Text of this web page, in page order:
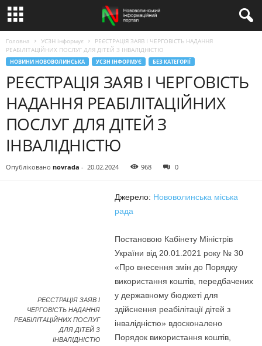
Головна УСЗН інформує
РЕЄСТРАЦІЯ ЗАЯВ І ЧЕРГОВІСТЬ НАДАННЯ
РЕАБІЛІТАЦІЙНИХ ПОСЛУГ ДЛЯ ДІТЕЙ З ІНВАЛІДНІСТЮ
НОВИНИ НОВОВОЛИНСЬКА УСЗН ІНФОРМУЄ БЕЗ КАТЕГОРІЇ
РЕЄСТРАЦІЯ ЗАЯВ І ЧЕРГОВІСТЬ
НАДАННЯ РЕАБІЛІТАЦІЙНИХ
ПОСЛУГ ДЛЯ ДІТЕЙ З
ІНВАЛІДНІСТЮ
Опубліковано novrada - 20.02.2024 968 0
РЕЄСТРАЦІЯ ЗАЯВ І
ЧЕРГОВІСТЬ НАДАННЯ
РЕАБІЛІТАЦІЙНИХ ПОСЛУГ
ДЛЯ ДІТЕЙ З
ІНВАЛІДНІСТЮ
Джерело: Нововолинська міська
рада
Постановою Кабінету Міністрів
України від 20.01.2021 року № 30
«Про внесення змін до Порядку
використання коштів, передбачених
у державному бюджеті для
здійснення реабілітації дітей з
інвалідністю» вдосконалено
Порядок використання коштів,